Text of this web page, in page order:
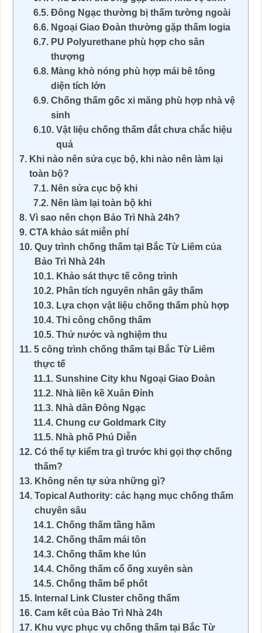
Đông Ngạc thường bị thấm tường ngoài
Ngoại Giao Đoàn thường gặp thấm logia
PU Polyurethane phù hợp cho sân
thượng
Màng khò nóng phù hợp mái bê tông
diện tích lớn
Chống thấm gốc xi măng phù hợp nhà vệ
sinh
Vật liệu chống thấm đắt chưa chắc hiệu
quả
Khi nào nên sửa cục bộ, khi nào nên làm lại
toàn bộ?
Nên sửa cục bộ khi
Nên làm lại toàn bộ khi
Vì sao nên chọn Bảo Trì Nhà 24h?
CTA khảo sát miễn phí
Quy trình chống thấm tại Bắc Từ Liêm của
Bảo Trì Nhà 24h
Khảo sát thực tế công trình
Phân tích nguyên nhân gây thấm
Lựa chọn vật liệu chống thấm phù hợp
Thi công chống thấm
Thử nước và nghiệm thu
5 công trình chống thấm tại Bắc Từ Liêm
thực tế
Sunshine City khu Ngoại Giao Đoàn
Nhà liền kề Xuân Đỉnh
Nhà dân Đông Ngạc
Chung cư Goldmark City
Nhà phố Phú Diễn
Có thể tự kiểm tra gì trước khi gọi thợ chống
thấm?
Không nên tự sửa những gì?
Topical Authority: các hạng mục chống thấm
chuyên sâu
Chống thấm tầng hầm
Chống thấm mái tôn
Chống thấm khe lún
Chống thấm cổ ống xuyên sàn
Chống thấm bể phốt
Internal Link Cluster chống thấm
Cam kết của Bảo Trì Nhà 24h
Khu vực phục vụ chống thấm tại Bắc Từ